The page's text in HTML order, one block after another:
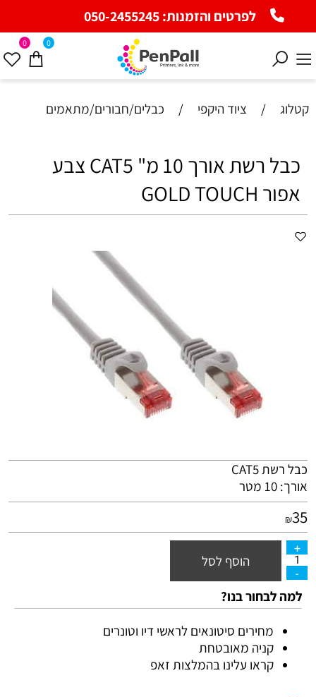
לפרטים והזמנות:050-2455245
0 0
קטלוג / ציוד היקפי / כבלים/חבורים/מתאמים
כבל רשת אורך 10 מ" CAT5 צבע
אפור GOLD TOUCH
כבל רשת CAT5
אורך: 10 מטר
₪35
הוסף לסל
למה לבחור בנו?
מחירים סיטונאים לראשי דיו וטונרים
קניה מאובטחת
קראו עלינו בהמלצות זאפ